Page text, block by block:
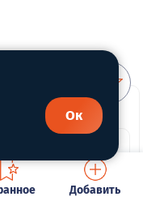
Добавить
Ок